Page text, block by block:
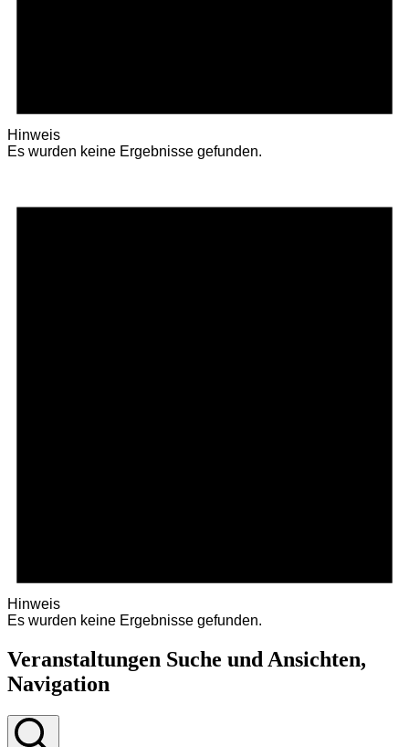
Hinweis
Es wurden keine Ergebnisse gefunden.
Hinweis
Es wurden keine Ergebnisse gefunden.
Veranstaltungen Suche und Ansichten,
Navigation